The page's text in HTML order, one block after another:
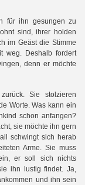
für ihn gesungen zu
sind, ihrer holden
im Geäst die Stimme
weg. Deshalb fordert
denn er möchte
Sie stolzieren
Worte. Was kann ein
schon anfangen?
sie möchte ihn gern
schwingt sich herab
Arme. Sie muss
er soll sich nichts
ihn lustig findet. Ja,
und ihn sein